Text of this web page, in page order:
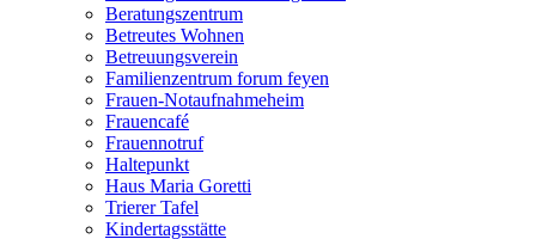
Beratungszentrum
Betreutes Wohnen
Betreuungsverein
Familienzentrum forum feyen
Frauen-Notaufnahmeheim
Frauencafé
Frauennotruf
Haltepunkt
Haus Maria Goretti
Trierer Tafel
Kindertagsstätte